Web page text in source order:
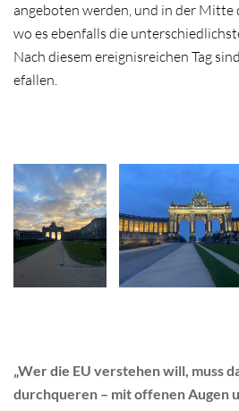
angeboten werden, und in der Mitte
wo es ebenfalls die
Nach diesem ereignisreichen Tag
efallen.
„Wer die EU verstehen will, muss
durchqueren – mit offenen Augen